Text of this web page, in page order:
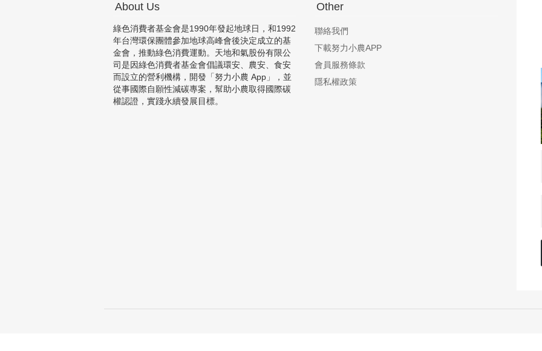
About Us
綠色消費者基金會是1990年發起地球日，和1992
年台灣環保團體參加地球高峰會後決定成立的基
金會，推動綠色消費運動。天地和氣股份有限公
司是因綠色消費者基金會倡議環安、農安、食安
而設立的營利機構，開發「努力小農 App」，並
從事國際自願性減碳專案，幫助小農取得國際碳
權認證，實踐永續發展目標。
Other
聯絡我們
下載努力小農APP
會員服務條款
隱私權政策